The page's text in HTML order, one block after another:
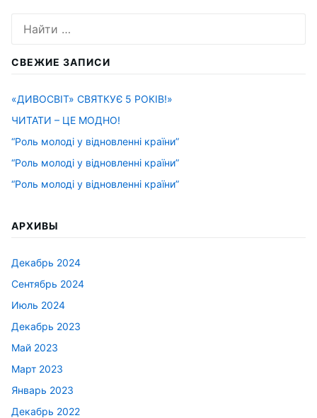
СВЕЖИЕ ЗАПИСИ
«ДИВОСВІТ» СВЯТКУЄ 5 РОКІВ!»
ЧИТАТИ – ЦЕ МОДНО!
“Роль молоді у відновленні країни”
“Роль молоді у відновленні країни”
“Роль молоді у відновленні країни”
АРХИВЫ
Декабрь 2024
Сентябрь 2024
Июль 2024
Декабрь 2023
Май 2023
Март 2023
Январь 2023
Декабрь 2022